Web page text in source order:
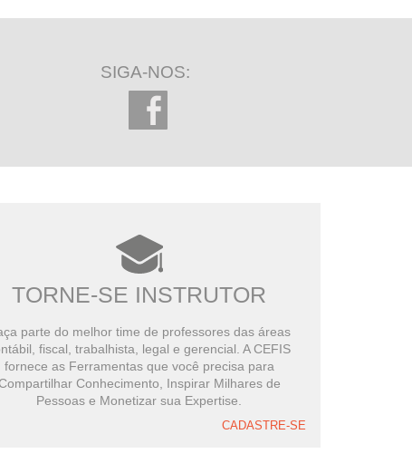
SIGA-NOS:
TORNE-SE INSTRUTOR
parte do melhor time de professores das áreas
fiscal, trabalhista, legal e gerencial. A CEFIS
fornece as Ferramentas que você precisa para
Conhecimento, Inspirar Milhares de
Pessoas e Monetizar sua Expertise.
CADASTRE-SE